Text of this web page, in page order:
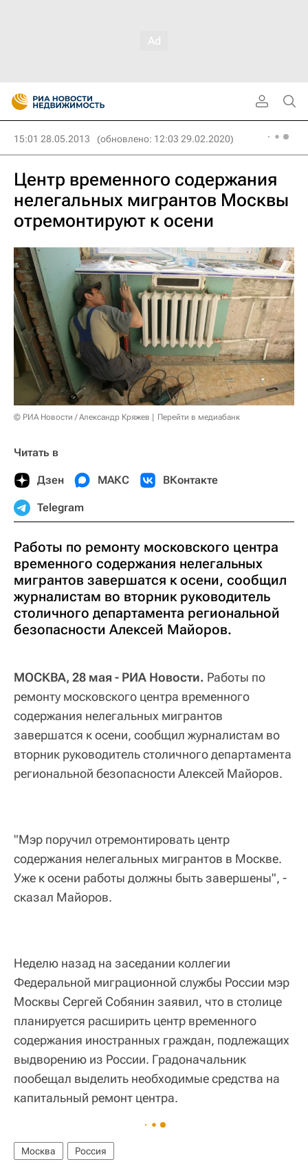
15:01 28.05.2013 (обновлено: 12:03 29.02.2020)
Центр временного содержания
нелегальных мигрантов Москвы
отремонтируют к осени
© РИА Новости / Александр Кряжев Перейти в медиабанк
Читать в
Дзен МАКС ВКонтакте
Telegram
Работы по ремонту московского центра
временного содержания нелегальных
мигрантов завершатся к осени, сообщил
журналистам во вторник руководитель
столичного департамента региональной
безопасности Алексей Майоров.
МОСКВА, 28 мая - РИА Новости. Работы по
ремонту московского центра временного
содержания нелегальных мигрантов
завершатся к осени, сообщил журналистам во
вторник руководитель столичного департамента
региональной безопасности Алексей Майоров.
"Мэр поручил отремонтировать центр
содержания нелегальных мигрантов в Москве.
Уже к осени работы должны быть завершены", -
сказал Майоров.
Неделю назад на заседании коллегии
Федеральной миграционной службы России мэр
Москвы Сергей Собянин заявил, что в столице
планируется расширить центр временного
содержания иностранных граждан, подлежащих
выдворению из России. Градоначальник
пообещал выделить необходимые средства на
капитальный ремонт центра.
Москва Россия